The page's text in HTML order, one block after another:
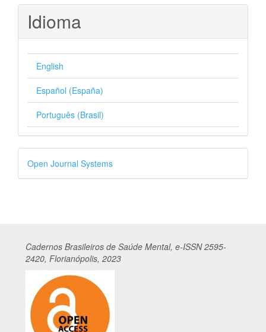
Idioma
English
Español (España)
Português (Brasil)
Desenvolvido
por
Open Journal Systems
Cadernos Brasileiros de Saúde Mental, e-ISSN 2595-
2420, Florianópolis, 2023